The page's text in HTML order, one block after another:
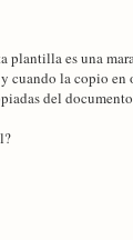
plantilla es una
cuando la copio
del